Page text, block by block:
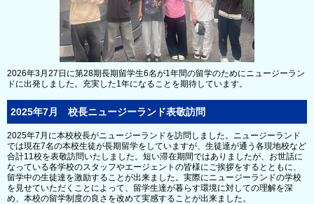
2026年3月27日に第28期長期留学生6名が1年間の留学のためにニュージーラン
ドに出発しました。充実した1年になることを期待しています。
2025年7月 校長ニュージーランド表敬訪問
2025年7月に本校校長がニュージーランドを訪問しました。ニュージーランド
では現在7名の本校生徒が長期留学をしていますが、生徒達が通う各現地校など
合計11校を表敬訪問いたしました。短い滞在期間ではありましたが、お世話に
なっている各学校のスタッフやエージェントの皆様にご挨拶をするとともに、
留学中の生徒達を激励することが出来ました。実際にニュージーランドの学校
を見せていただくことによって、留学生達が暮らす環境に対しての理解を深
め、本校の留学制度の良さを改めて実感することが出来ました。